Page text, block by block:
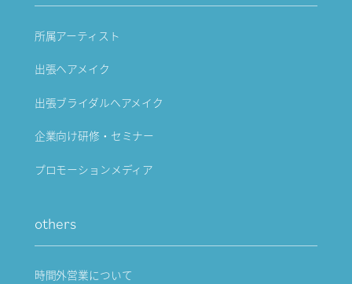
所属アーティスト
出張ヘアメイク
出張ブライダルヘアメイク
企業向け研修・セミナー
プロモーションメディア
others
時間外営業について